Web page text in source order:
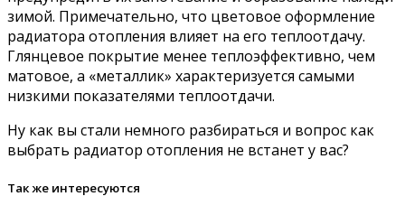
зимой. Примечательно, что цветовое оформление
радиатора отопления влияет на его теплоотдачу.
Глянцевое покрытие менее теплоэффективно, чем
матовое, а «металлик» характеризуется самыми
низкими показателями теплоотдачи.
Ну как вы стали немного разбираться и вопрос как
выбрать радиатор отопления не встанет у вас?
Так же интересуются